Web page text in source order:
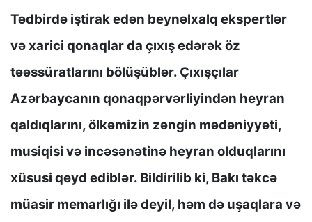
Tədbirdə iştirak edən beynəlxalq ekspertlər
və xarici qonaqlar da çıxış edərək öz
təəssüratlarını bölüşüblər. Çıxışçılar
Azərbaycanın qonaqpərvərliyindən heyran
qaldıqlarını, ölkəmizin zəngin mədəniyyəti,
musiqisi və incəsənətinə heyran olduqlarını
xüsusi qeyd ediblər. Bildirilib ki, Bakı təkcə
müasir memarlığı ilə deyil, həm də uşaqlara və